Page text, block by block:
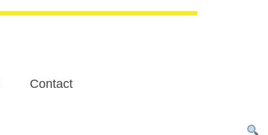
Contact